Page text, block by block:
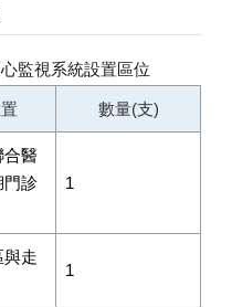
數量(支)
監視系統設置區位
合醫
門診
1
與走
1